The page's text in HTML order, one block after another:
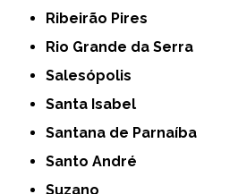
Ribeirão Pires
Rio Grande da Serra
Salesópolis
Santa Isabel
Santana de Parnaíba
Santo André
Suzano